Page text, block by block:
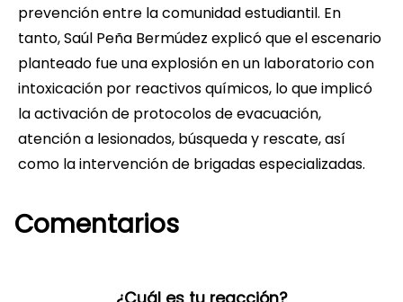
prevención entre la comunidad estudiantil. En
tanto, Saúl Peña Bermúdez explicó que el escenario
planteado fue una explosión en un laboratorio con
intoxicación por reactivos químicos, lo que implicó
la activación de protocolos de evacuación,
atención a lesionados, búsqueda y rescate, así
como la intervención de brigadas especializadas.
Comentarios